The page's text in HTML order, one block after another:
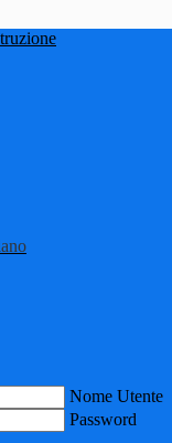
Nome Utente
Password